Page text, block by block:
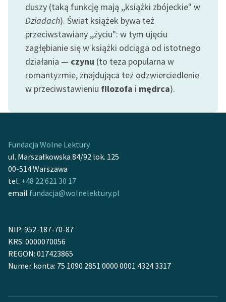
duszy (taką funkcję mają ,,książki zbójeckie" w
Dziadach). Świat książek bywa też
przeciwstawiany ,,życiu": w tym ujęciu
zagłębianie się w książki odciąga od istotnego
działania — czynu (to teza popularna w
romantyzmie, znajdująca też odzwierciedlenie
w przeciwstawieniu filozofa i mędrca).
Fundacja Wolne Lektury
ul. Marszałkowska 84/92 lok. 125
00-514 Warszawa
tel. +48 22 621 30 17
email fundacja@wolnelektury.pl
NIP: 952-187-70-87
KRS: 0000070056
REGON: 017423865
Numer konta: 75 1090 2851 0000 0001 4324 3317